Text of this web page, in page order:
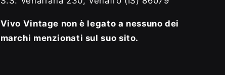
Vivo Vintage non è legato a nessuno dei
marchi menzionati sul suo sito.